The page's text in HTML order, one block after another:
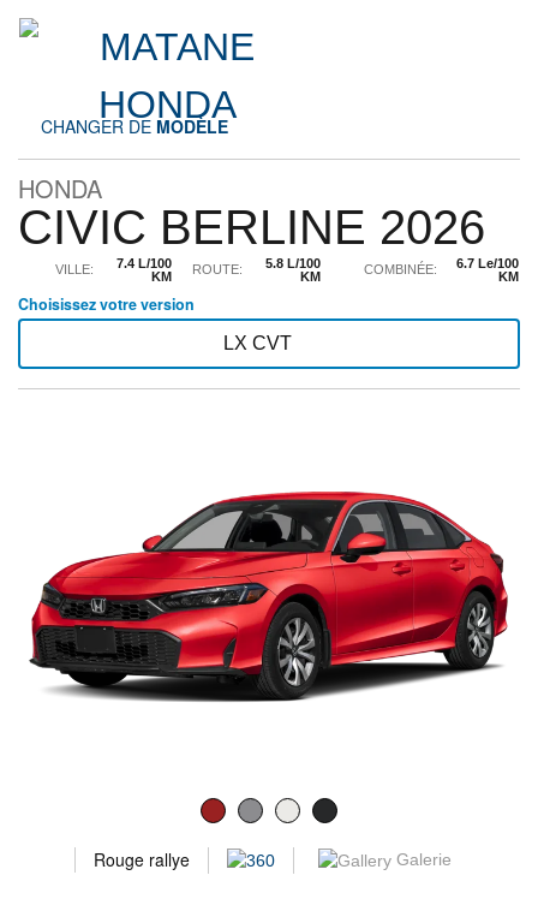
CHANGER DE MODÈLE
HONDA
CIVIC BERLINE 2026
VILLE:
7.4 L/100
KM
ROUTE:
5.8 L/100
KM
COMBINÉE:
6.7 Le/100
KM
Choisissez votre version
LX CVT
Rouge rallye Galerie